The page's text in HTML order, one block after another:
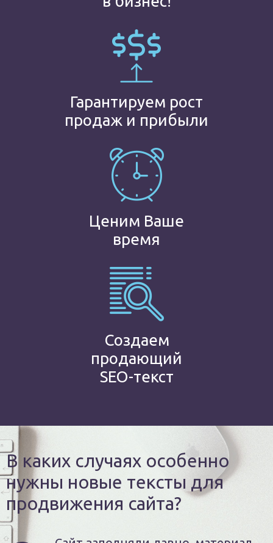
Гарантируем рост
продаж и прибыли
Ценим Ваше
время
Создаем
продающий
SEO-текст
В каких случаях особенно
нужны новые тексты для
продвижения сайта?